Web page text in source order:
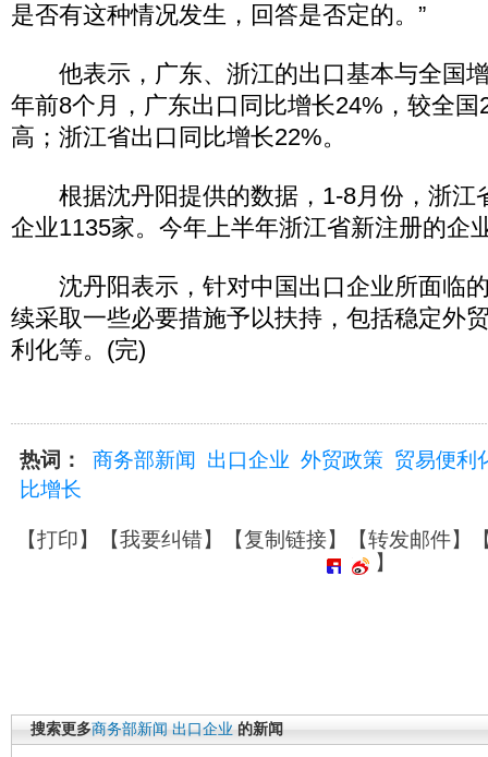
是否有这种情况发生，回答是否定的。”
他表示，广东、浙江的出口基本与全国
年前8个月，广东出口同比增长24%，较全
高；浙江省出口同比增长22%。
根据沈丹阳提供的数据，1-8月份，浙江
企业1135家。今年上半年浙江省新注册的企
沈丹阳表示，针对中国出口企业所面临
续采取一些必要措施予以扶持，包括稳定外
利化等。(完)
热词： 商务部新闻 出口企业 外贸政策 贸易便利
比增长
【打印】【我要纠错】【复制链接】【转发邮件】
】
搜索更多商务部新闻 出口企业 的新闻